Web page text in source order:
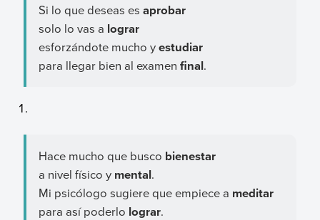
Si lo que deseas es aprobar
solo lo vas a lograr
esforzándote mucho yestudiar
para llegar bien al examen final.
Hace mucho que busco bienestar
a nivel físico y mental.
Mi psicólogo sugiere que empiece a meditar
para así poderlo lograr.